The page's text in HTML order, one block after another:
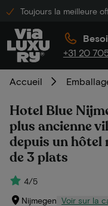
Toujours la meilleure
+31 20
Accueil
Hotel Blue
plus ancienne
depuis un hôtel
de 3 plats
4/5
Nijmegen Voir sur la